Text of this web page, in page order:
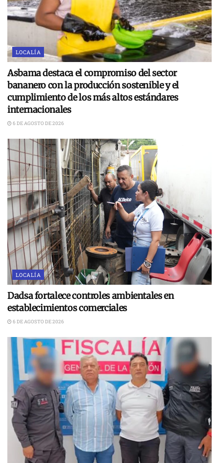
LOCALÍA
Asbama destaca el compromiso del sector
bananero con la producción sostenible y el
cumplimiento de los más altos estándares
internacionales
6 DE AGOSTO DE 2026
LOCALÍA
Dadsa fortalece controles ambientales en
establecimientos comerciales
6 DE AGOSTO DE 2026